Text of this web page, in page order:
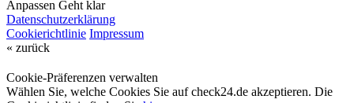
Anpassen Geht klar
Datenschutzerklärung
Cookierichtlinie Impressum
« zurück
Cookie-Präferenzen verwalten
Wählen Sie, welche Cookies Sie auf check24.de akzeptieren. Die